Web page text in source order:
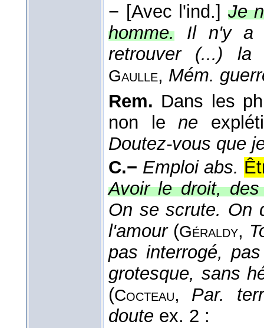
− [Avec l'ind.] Je
homme.
Il n'y a
retrouver (...) la
Gaulle, Mém.
Rem. Dans les
non lene
Doutez-vous que
C.− Emploi abs.
Avoir le droit,
On se scrute. On
l'amour (Géraldy,
pas interrogé,
grotesque, sans
(Cocteau, Par.
doute ex. 2 :